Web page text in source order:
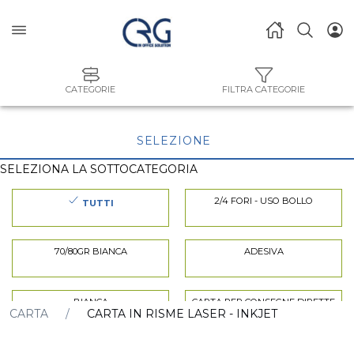
CATEGORIE FILTRA CATEGORIE
SELEZIONE
SELEZIONA LA SOTTOCATEGORIA
TUTTI 2/4 FORI - USO BOLLO
70/80GR BIANCA ADESIVA
BIANCA CARTA PER CONSEGNE DIRETTE
CARTA CARTA IN RISME LASER - INKJET